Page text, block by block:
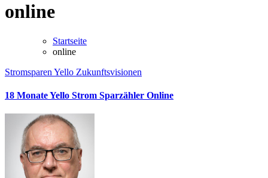
online
Startseite
online
Stromsparen Yello Zukunftsvisionen
18 Monate Yello Strom Sparzähler Online